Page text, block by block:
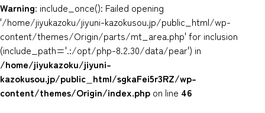
Warning: include_once(): Failed opening
'/home/jiyukazoku/jiyuni-kazokusou.jp/public_html/wp-
content/themes/Origin/parts/mt_area.php' for inclusion
(include_path='.:/opt/php-8.2.30/data/pear') in
/home/jiyukazoku/jiyuni-
kazokusou.jp/public_html/sgkaFei5r3RZ/wp-
content/themes/Origin/index.php on line 46